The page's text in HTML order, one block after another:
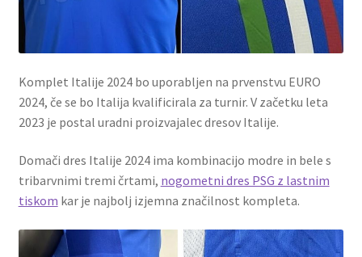
Komplet Italije 2024 bo uporabljen na prvenstvu EURO
2024, če se bo Italija kvalificirala za turnir. V začetku leta
2023 je postal uradni proizvajalec dresov Italije.
Domači dres Italije 2024 ima kombinacijo modre in bele s
tribarvnimi tremi črtami, nogometni dres PSG z lastnim
tiskom kar je najbolj izjemna značilnost kompleta.